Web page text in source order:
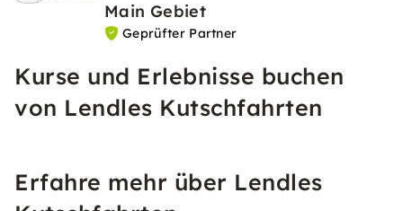
Main Gebiet
Geprüfter Partner
Kurse und Erlebnisse buchen
von Lendles Kutschfahrten
Erfahre mehr über Lendles